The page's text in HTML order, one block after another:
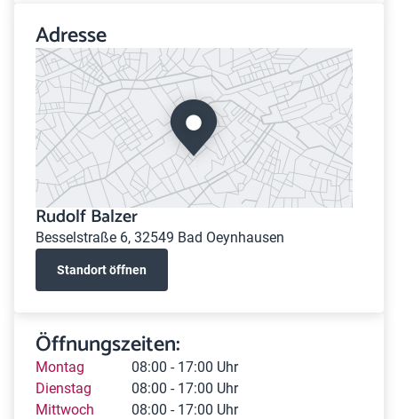
Adresse
Rudolf Balzer
Besselstraße 6, 32549 Bad Oeynhausen
Standort öffnen
Öffnungszeiten:
Montag
08:00 - 17:00 Uhr
Dienstag
08:00 - 17:00 Uhr
Mittwoch
08:00 - 17:00 Uhr